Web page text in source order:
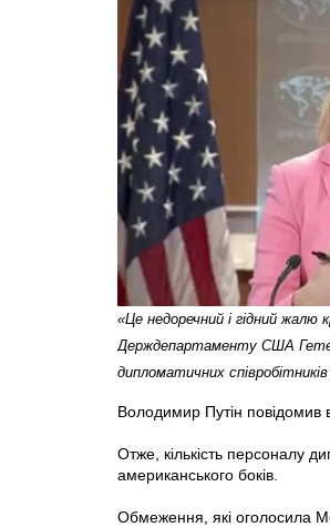
«Це недоречний і гідний
Держдепартаменту США
дипломатичних співробітників
Володимир Путін повідомив в
Отже, кількість персоналу
американського боків.
Обмеження, які оголосила